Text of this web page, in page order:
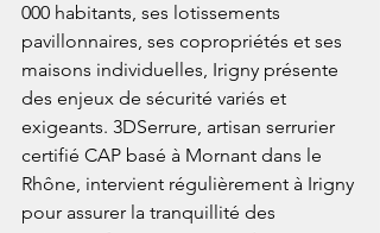
000 habitants, ses lotissements
pavillonnaires, ses copropriétés et ses
maisons individuelles, Irigny présente
des enjeux de sécurité variés et
exigeants. 3DSerrure, artisan serrurier
certifié CAP basé à Mornant dans le
Rhône, intervient régulièrement à Irigny
pour assurer la tranquillité des